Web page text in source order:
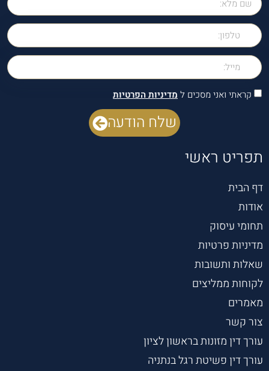
קראתי ואני מסכים ל מדיניות הפרטיות
שלח הודעה
תפריט ראשי
דף הבית
אודות
תחומי עיסוק
מדיניות פרטיות
שאלות ותשובות
לקוחות ממליצים
מאמרים
צור קשר
עורך דין מזונות בראשון לציון
עורך דין פשיטת רגל בנתניה